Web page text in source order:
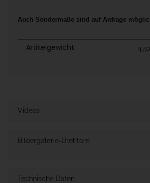
Auch Sondermaße sind auf Anfrage
Artikelgewicht:
Videos
Bildergalerie-Drehtore
Technische Daten